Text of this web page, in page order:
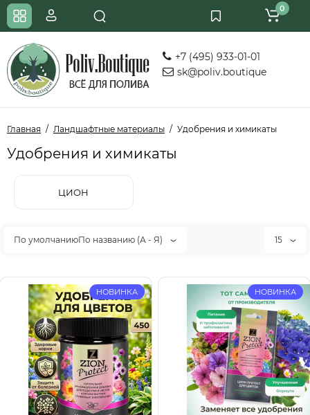
+7 (495) 933-01-01
sk@poliv.boutique
0
Главная Ландшафтные материалы Удобрения и химикаты
Удобрения и химикаты
ЦИОН
По умолчаниюПо названию (А - Я) 15
НОВИНКА НОВИНКА